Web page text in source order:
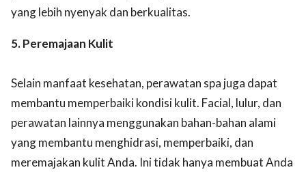
yang lebih nyenyak dan berkualitas.
5. Peremajaan Kulit
Selain manfaat kesehatan, perawatan spa juga dapat
membantu memperbaiki kondisi kulit. Facial, lulur, dan
perawatan lainnya menggunakan bahan-bahan alami
yang membantu menghidrasi, memperbaiki, dan
meremajakan kulit Anda. Ini tidak hanya membuat Anda